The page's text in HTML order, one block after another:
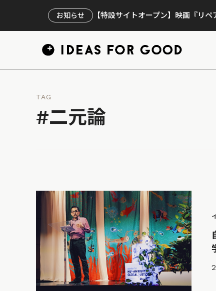
お知らせ 【特設サイトオープン】映画『リ
TAG
#二元論